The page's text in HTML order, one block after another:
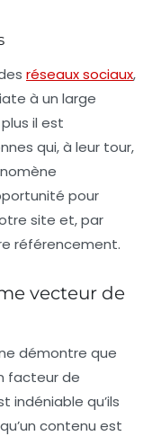
réseaux sociaux,
à un large
il est
qui, à leur tour,
pour
site et, par
référencement.
vecteur de
démontre que
facteur de
indéniable qu’ils
contenu est